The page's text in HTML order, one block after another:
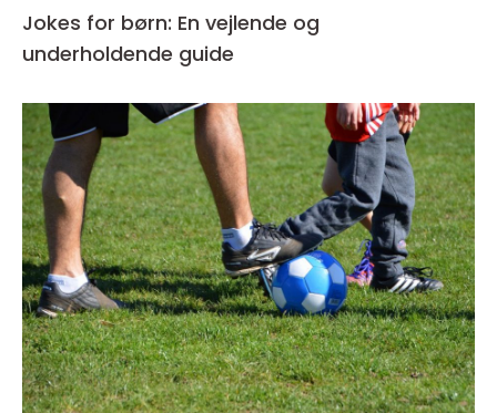
Jokes for børn: En vejlende og
underholdende guide